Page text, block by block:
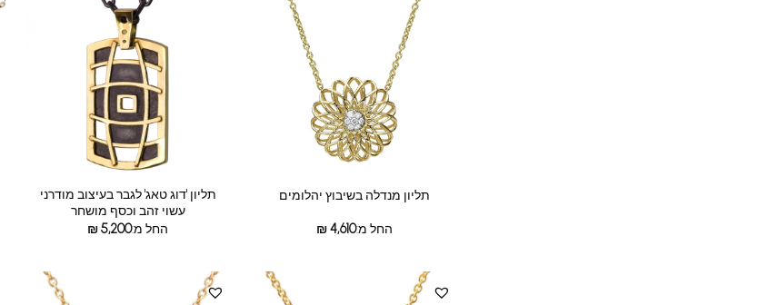
תליון מנדלה בשיבוץ יהלומים
החל מ: ₪4,610
תליון 'דוג טאג' לגבר בעיצוב מודרני
עשוי זהב וכסף מושחר
החל מ:
₪5,200